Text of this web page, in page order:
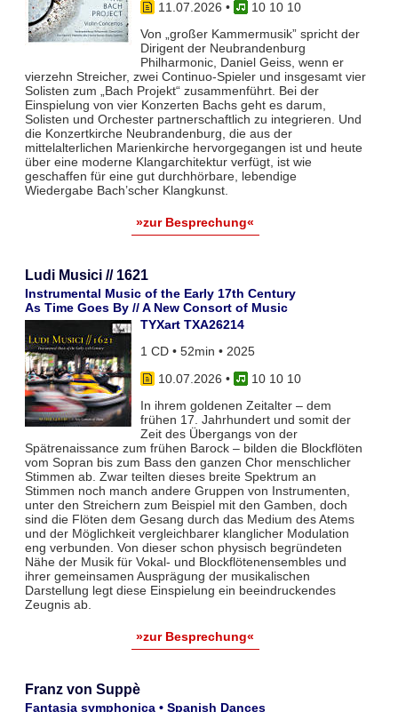
11.07.2026 •
10 10 10
Von „großer Kammermusik” spricht der
Dirigent der Neubrandenburg
Philharmonic, Daniel Geiss, wenn er
vierzehn Streicher, zwei Continuo-Spieler und insgesamt vier
Solisten zum „Bach Projekt“ zusammenführt. Bei der
Einspielung von vier Konzerten Bachs geht es darum,
Solisten und Orchester partnerschaftlich zu integrieren. Und
die Konzertkirche Neubrandenburg, die aus der
mittelalterlichen Marienkirche hervorgegangen ist und heute
über eine moderne Klangarchitektur verfügt, ist wie
geschaffen für eine gut durchhörbare, lebendige
Wiedergabe Bach’scher Klangkunst.
»zur Besprechung«
Ludi Musici // 1621
Instrumental Music of the Early 17th Century
As Time Goes By // A New Consort of Music
TYXart TXA26214
1 CD • 52min • 2025
10.07.2026 •
10 10 10
In ihrem goldenen Zeitalter – dem
frühen 17. Jahrhundert und somit der
Zeit des Übergangs von der
Spätrenaissance zum frühen Barock – bilden die Blockflöten
vom Sopran bis zum Bass den ganzen Chor menschlicher
Stimmen ab. Zwar teil­ten dieses breite Spektrum an
Stimmen noch manch andere Gruppen von Instrumenten,
unter den Streichern zum Bei­spiel mit den Gamben, doch
sind die Flöten dem Gesang durch das Medium des Atems
und der Möglichkeit vergleich­barer klanglicher Modulation
eng verbunden. Von dieser schon physisch begründeten
Nähe der Musik für Vokal- und Blockflö­tenensembles und
ihrer gemeinsamen Ausprägung der musikalischen
Darstellung legt diese Einspielung ein beeindruckendes
Zeugnis ab.
»zur Besprechung«
Franz von Suppè
Fantasia symphonica • Spanish Dances